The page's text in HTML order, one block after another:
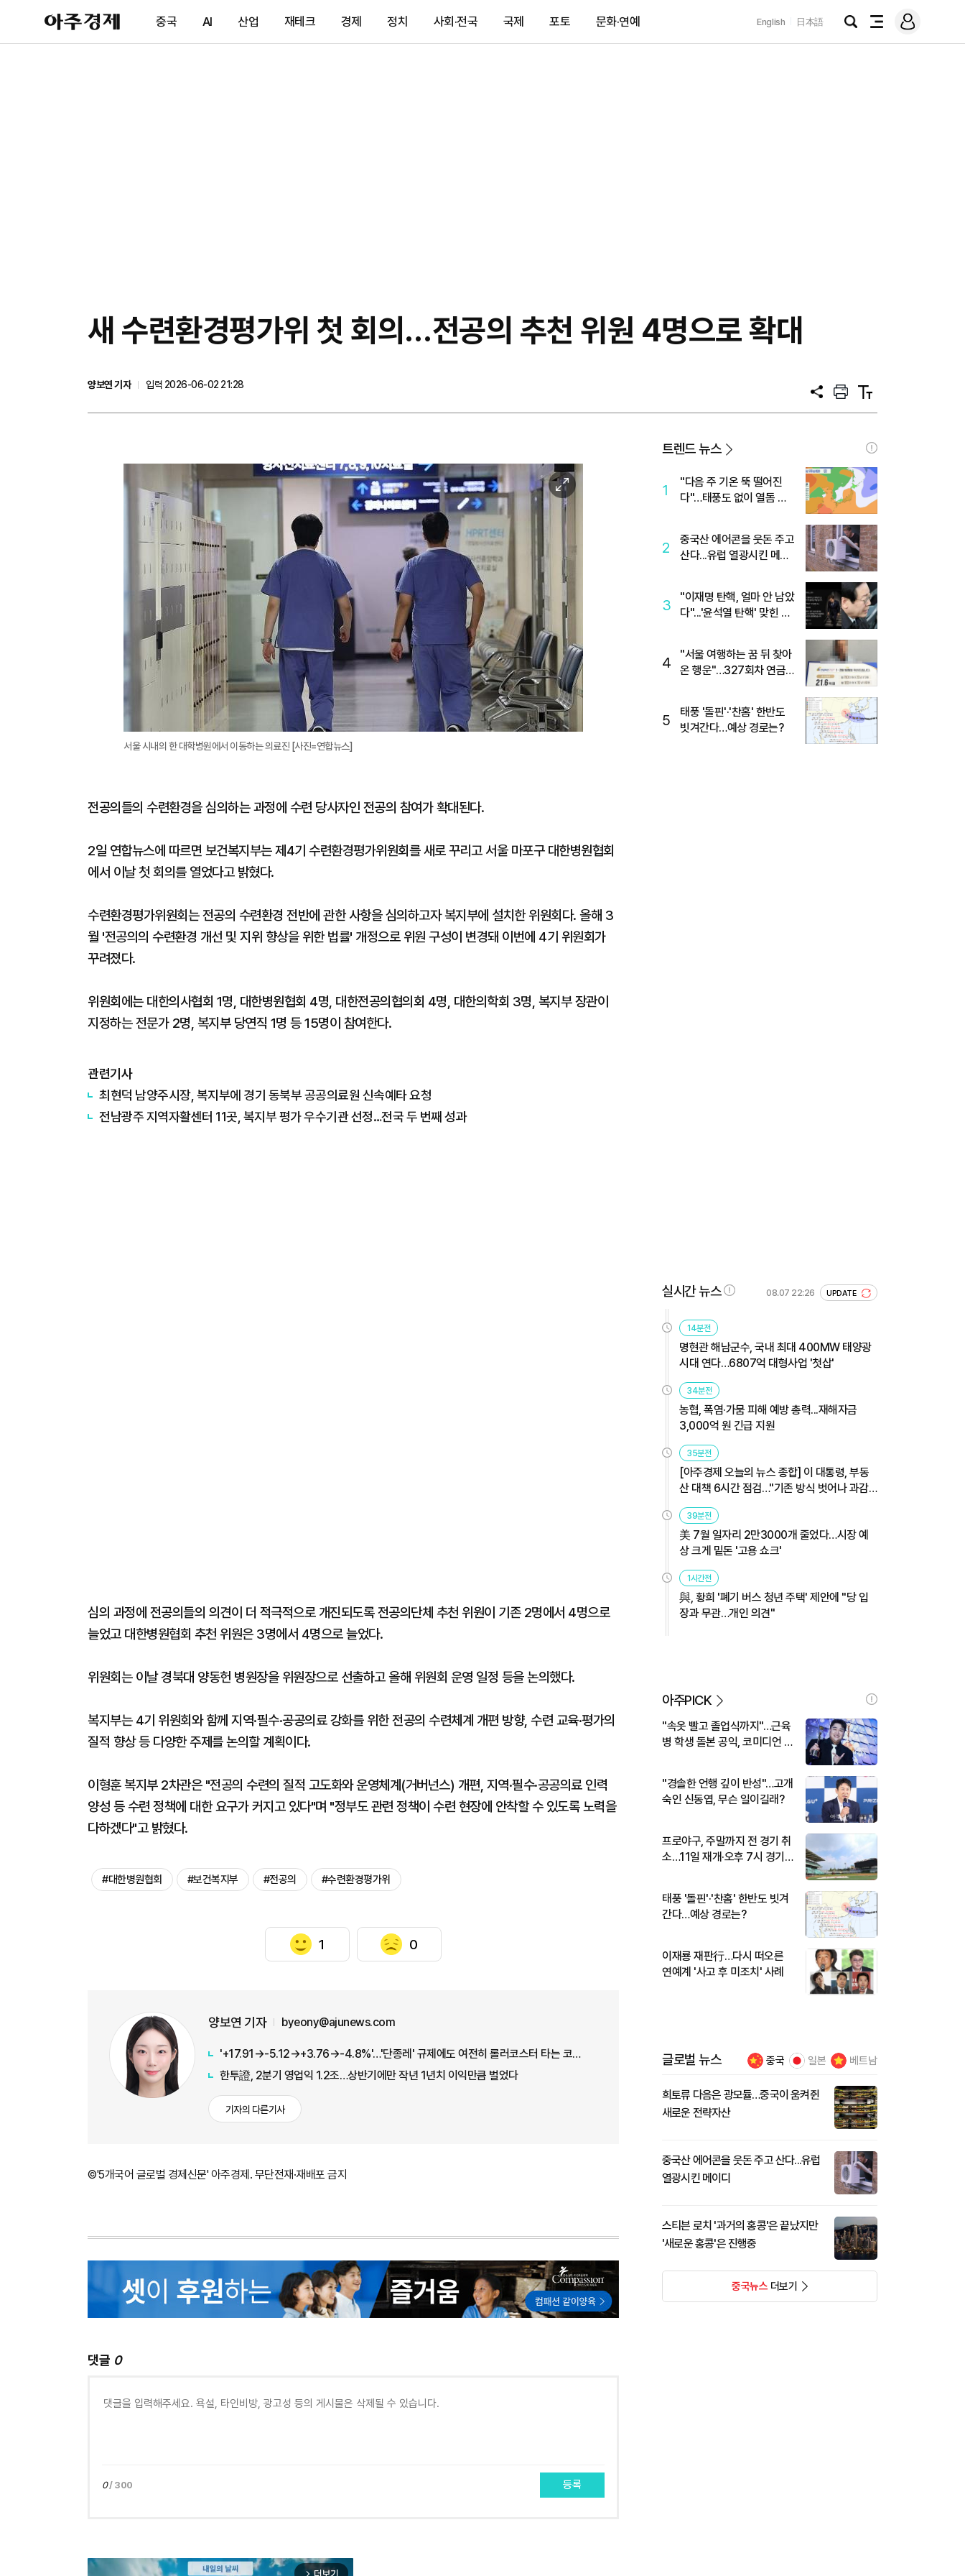
아
주
제
중국 AI 산업 재테크 경제 정치 사회·전국 국제 포토 문화·연예 English 日本語
검
전
메
그
새 수련환경평가위 첫 회의…전공의 추천 위원 4명으로 확대
양보연 기자
입력 2026-06-02 21:28
공
프
트
텍
트
이
미
확
서울 시내의 한 대학병원에서 이동하는 의료진 [사진=연합뉴스]
전공의들의 수련환경을 심의하는 과정에 수련 당사자인 전공의 참여가 확대된다.
2일 연합뉴스에 따르면 보건복지부는 제4기 수련환경평가위원회를 새로 꾸리고 서울 마포구 대한병원협회
에서 이날 첫 회의를 열었다고 밝혔다.
수련환경평가위원회는 전공의 수련환경 전반에 관한 사항을 심의하고자 복지부에 설치한 위원회다. 올해 3
월 '전공의의 수련환경 개선 및 지위 향상을 위한 법률' 개정으로 위원 구성이 변경돼 이번에 4기 위원회가
꾸려졌다.
위원회에는 대한의사협회 1명, 대한병원협회 4명, 대한전공의협의회 4명, 대한의학회 3명, 복지부 장관이
지정하는 전문가 2명, 복지부 당연직 1명 등 15명이 참여한다.
관련기사
최현덕 남양주시장, 복지부에 경기 동북부 공공의료원 신속예타 요청
전남광주 지역자활센터 11곳, 복지부 평가 우수기관 선정…전국 두 번째 성과
심의 과정에 전공의들의 의견이 더 적극적으로 개진되도록 전공의단체 추천 위원이 기존 2명에서 4명으로
늘었고 대한병원협회 추천 위원은 3명에서 4명으로 늘었다.
위원회는 이날 경북대 양동헌 병원장을 위원장으로 선출하고 올해 위원회 운영 일정 등을 논의했다.
복지부는 4기 위원회와 함께 지역·필수·공공의료 강화를 위한 전공의 수련체계 개편 방향, 수련 교육·평가의
질적 향상 등 다양한 주제를 논의할 계획이다.
이형훈 복지부 2차관은 "전공의 수련의 질적 고도화와 운영체계(거버넌스) 개편, 지역·필수·공공의료 인력
양성 등 수련 정책에 대한 요구가 커지고 있다"며 "정부도 관련 정책이 수련 현장에 안착할 수 있도록 노력을
다하겠다"고 밝혔다.
#대한병원협회 #보건복지부 #전공의 #수련환경평가위
1 0
양보연 기자 byeony@ajunews.com
'+17.91→-5.12→+3.76→-4.8%'…'단종레' 규제에도 여전히 롤러코스터 타는 코스피
한투證, 2분기 영업익 1.2조…상반기에만 작년 1년치 이익만큼 벌었다
기자의 다른기사
©'5개국어 글로벌 경제신문' 아주경제. 무단전재·재배포 금지
댓글 0
0/ 300 등록
arrow_forward_ios
트렌드 뉴스
1
"다음 주 기온 뚝 떨어진
다"…태풍도 없이 열돔 박
2
중국산 에어콘을 웃돈 주고
산다...유럽 열광시킨 메이
3
"이재명 탄핵, 얼마 안 남았
다"...'윤석열 탄핵' 맞힌 무
4
"서울 여행하는 꿈 뒤 찾아
온 행운"…327회차 연금
5
태풍 '돌핀'·'찬홈' 한반도
빗겨간다…예상 경로는?
실시간 뉴스 08.07 22:26 UPDATE
14분전
명현관 해남군수, 국내 최대 400MW 태양광
시대 연다…6807억 대형사업 '첫삽'
34분전
농협, 폭염·가뭄 피해 예방 총력...재해자금
3,000억 원 긴급 지원
35분전
[아주경제 오늘의 뉴스 종합] 이 대통령, 부동
산 대책 6시간 점검…"기존 방식 벗어나 과감
히 실행" 外
39분전
美 7월 일자리 2만3000개 줄었다…시장 예
상 크게 밑돈 '고용 쇼크'
1시간전
與, 황희 '폐기 버스 청년 주택' 제안에 "당 입
장과 무관…개인 의견"
아주PICK
"속옷 빨고 졸업식까지"…근육
병 학생 돌본 공익, 코미디언 김
"경솔한 언행 깊이 반성"…고개
숙인 신동엽, 무슨 일이길래?
프로야구, 주말까지 전 경기 취
소…11일 재개·오후 7시 경기
태풍 '돌핀'·'찬홈' 한반도 빗겨
간다…예상 경로는?
이재룡 재판行…다시 떠오른
연예계 '사고 후 미조치' 사례
글로벌 뉴스 중국 일본 베트남
희토류 다음은 광모듈…중국이 움켜쥔
새로운 전략자산
중국산 에어콘을 웃돈 주고 산다...유럽
열광시킨 메이디
스티븐 로치 '과거의 홍콩'은 끝났지만
'새로운 홍콩'은 진행중
중국뉴스더보기